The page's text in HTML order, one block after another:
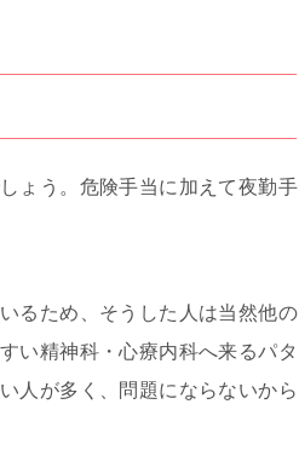
ょう。危険手当に加えて夜勤手
るため、そうした人は当然他の
い精神科・心療内科へ来るパタ
人が多く、問題にならないから